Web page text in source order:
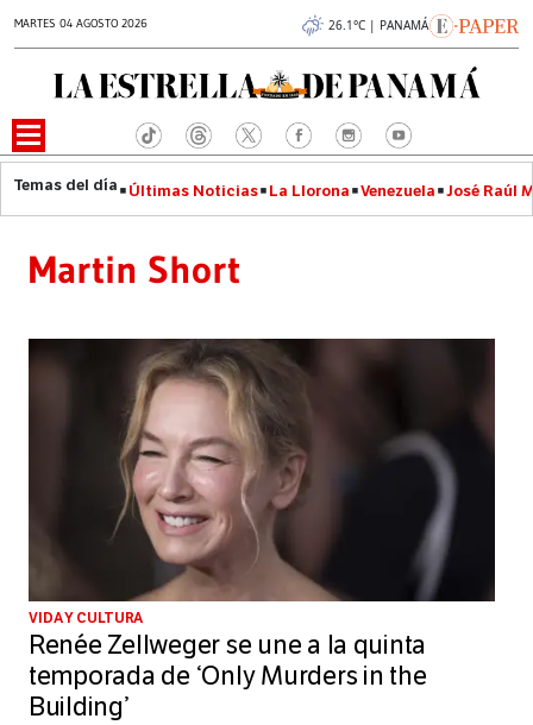
MARTES 04 AGOSTO 2026 26.1°C | PANAMÁ
Últimas Noticias La Llorona Venezuela José Raúl
Martin Short
VIDA Y CULTURA
Renée Zellweger se une a la quinta
temporada de ‘Only Murders in the
Building’